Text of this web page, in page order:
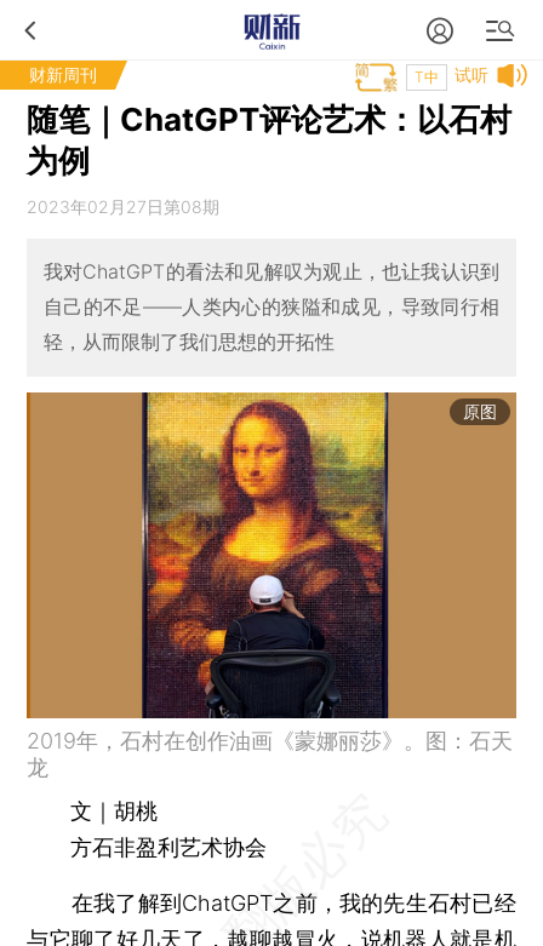
财新周刊 试听
T中
随笔｜ChatGPT评论艺术：以石村
为例
2023年02月27日第08期
我对ChatGPT的看法和见解叹为观止，也让我认识到
自己的不足——人类内心的狭隘和成见，导致同行相
轻，从而限制了我们思想的开拓性
原图
2019年，石村在创作油画《蒙娜丽莎》。图：石天
龙
文｜胡桃
方石非盈利艺术协会
在我了解到ChatGPT之前，我的先生石村已经
与它聊了好几天了，越聊越冒火，说机器人就是机